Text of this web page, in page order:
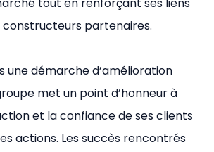
constructeurs partenaires.
une démarche d’amélioration
met un point d’honneur à
et la confiance de ses clients
actions. Les succès rencontrés